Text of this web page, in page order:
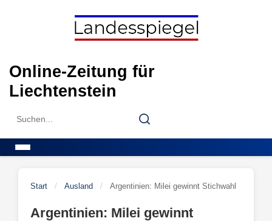
Online-Zeitung für
Liechtenstein
Search
Search
Start / Ausland / Argentinien: Milei gewinnt Stichwahl
Argentinien: Milei gewinnt